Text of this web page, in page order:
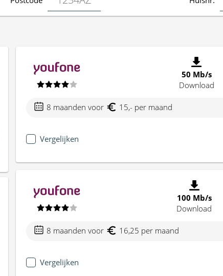
50 Mb/s
Download
8 maanden voor 15,- per maand
Vergelijken
100 Mb/s
Download
8 maanden voor 16,25 per maand
Vergelijken